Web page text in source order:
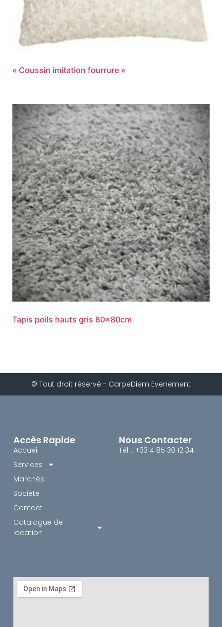
« Coussin imitation fourrure »
Tapis poils hauts gris 80x80cm
© Tout droit réservé - CarpeDiem Evenement
Accès Rapide
Accueil
Services
Marchés
Société
Contact
Catalogue de
location
Nous Contacter
Tél. : +33 4 85 30 12 34